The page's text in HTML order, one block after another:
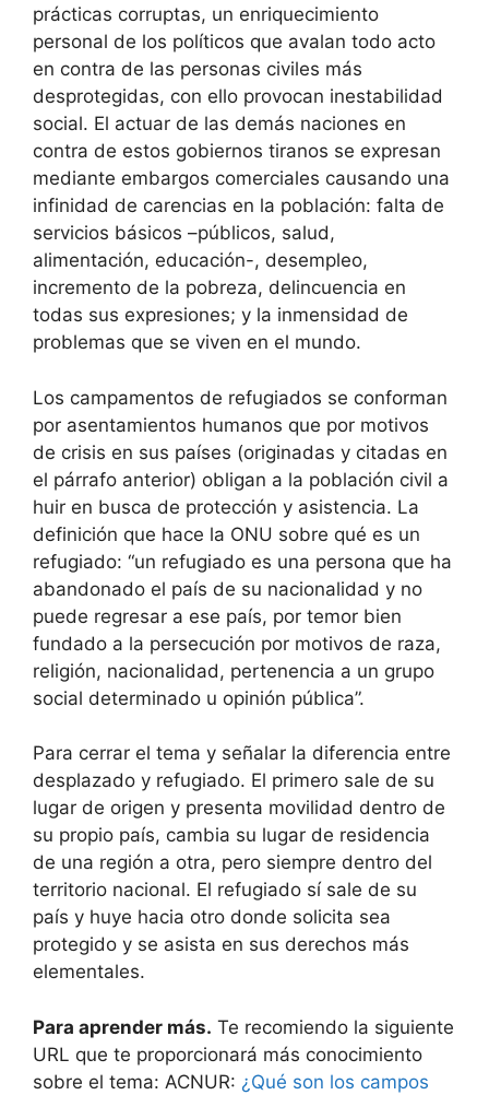
prácticas corruptas, un enriquecimiento
personal de los políticos que avalan todo acto
en contra de las personas civiles más
desprotegidas, con ello provocan inestabilidad
social. El actuar de las demás naciones en
contra de estos gobiernos tiranos se expresan
mediante embargos comerciales causando una
infinidad de carencias en la población: falta de
servicios básicos –públicos, salud,
alimentación, educación-, desempleo,
incremento de la pobreza, delincuencia en
todas sus expresiones; y la inmensidad de
problemas que se viven en el mundo.
Los campamentos de refugiados se conforman
por asentamientos humanos que por motivos
de crisis en sus países (originadas y citadas en
el párrafo anterior) obligan a la población civil a
huir en busca de protección y asistencia. La
definición que hace la ONU sobre qué es un
refugiado: “un refugiado es una persona que ha
abandonado el país de su nacionalidad y no
puede regresar a ese país, por temor bien
fundado a la persecución por motivos de raza,
religión, nacionalidad, pertenencia a un grupo
social determinado u opinión pública”.
Para cerrar el tema y señalar la diferencia entre
desplazado y refugiado. El primero sale de su
lugar de origen y presenta movilidad dentro de
su propio país, cambia su lugar de residencia
de una región a otra, pero siempre dentro del
territorio nacional. El refugiado sí sale de su
país y huye hacia otro donde solicita sea
protegido y se asista en sus derechos más
elementales.
Para aprender más. Te recomiendo la siguiente
URL que te proporcionará más conocimiento
sobre el tema: ACNUR: ¿Qué son los campos